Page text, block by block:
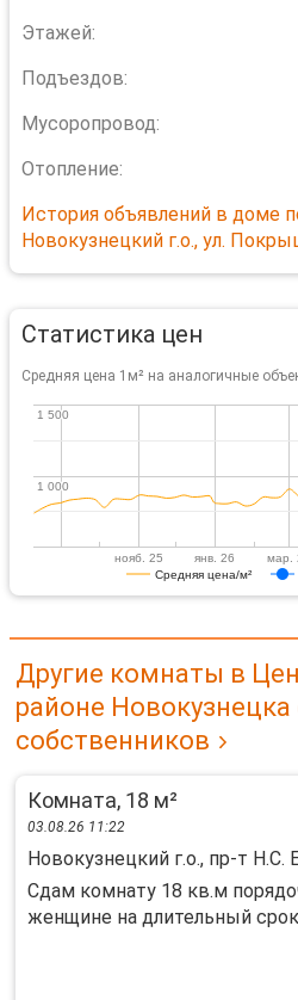
Этажей:
Подъездов:
Мусоропровод:
Отопление:
История объявлений в доме
Новокузнецкий г.о., ул.
Статистика цен
Средняя цена 1м² на аналогичные
Средняя цена/м²
нояб. 25 янв. 26 мар.
1 000
1 000
1 500
1 500
Другие комнаты в
районе Новокузнецка
собственников
Комната, 18 м²
03.08.26 11:22
Новокузнецкий г.о., пр-т Н.С.
Сдам комнату 18 кв.м
женщине на длительный